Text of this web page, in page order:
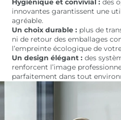
Hygiénique et convivial : des
innovantes garantissent une
agréable.
Un choix durable : plus de
ni de retour des emballages
l’empreinte écologique de
Un design élégant : des
renforcent l’image
parfaitement dans tout